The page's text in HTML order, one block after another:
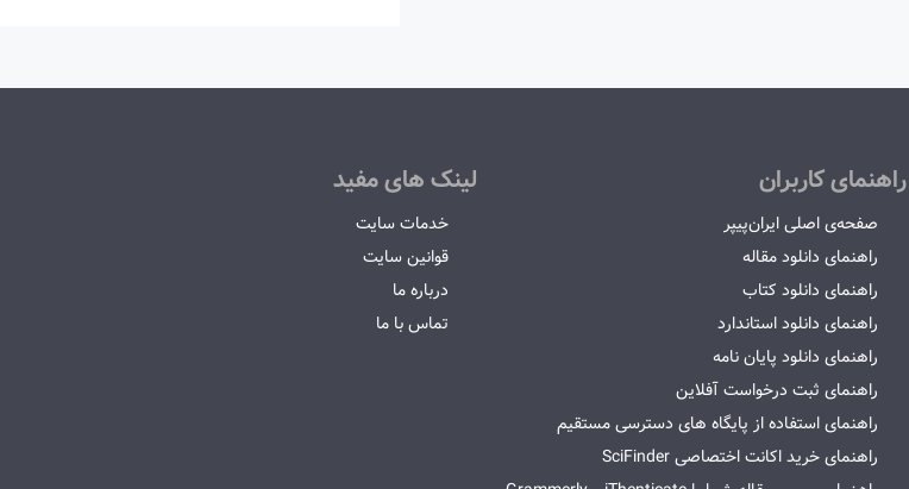
راهنمای کاربران
صفحه‌ی اصلی ایران‌پیپر
راهنمای دانلود مقاله
راهنمای دانلود کتاب
راهنمای دانلود استاندارد
راهنمای دانلود پایان نامه
راهنمای ثبت درخواست آفلاین
راهنمای استفاده از پایگاه های دسترسی مستقیم
راهنمای خرید اکانت اختصاصی SciFinder
لینک های مفید
خدمات سایت
قوانین سایت
درباره ما
تماس با ما